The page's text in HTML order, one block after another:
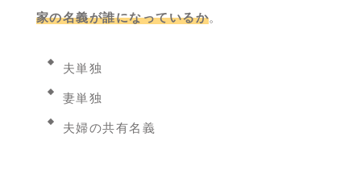
家の名義が誰になっているか。
夫単独
妻単独
夫婦の共有名義